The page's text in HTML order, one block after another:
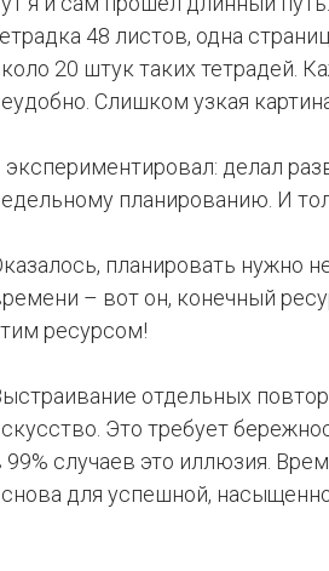
48 листов, одна
20 штук таких тетрадей.
Слишком узкая
экспериментировал: делал
планированию. И
планировать нужно
– вот он, конечный
ресурсом!
отдельных
Это требует
99% случаев это иллюзия.
для успешной,